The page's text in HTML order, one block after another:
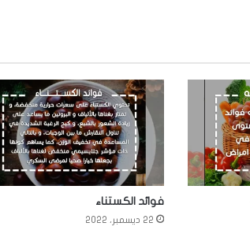
فوائد الكستناء
22 ديسمبر، 2022